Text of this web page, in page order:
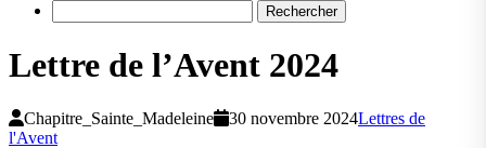
Lettre de l’Avent 2024
Chapitre_Sainte_Madeleine 30 novembre 2024Lettres de
l'Avent